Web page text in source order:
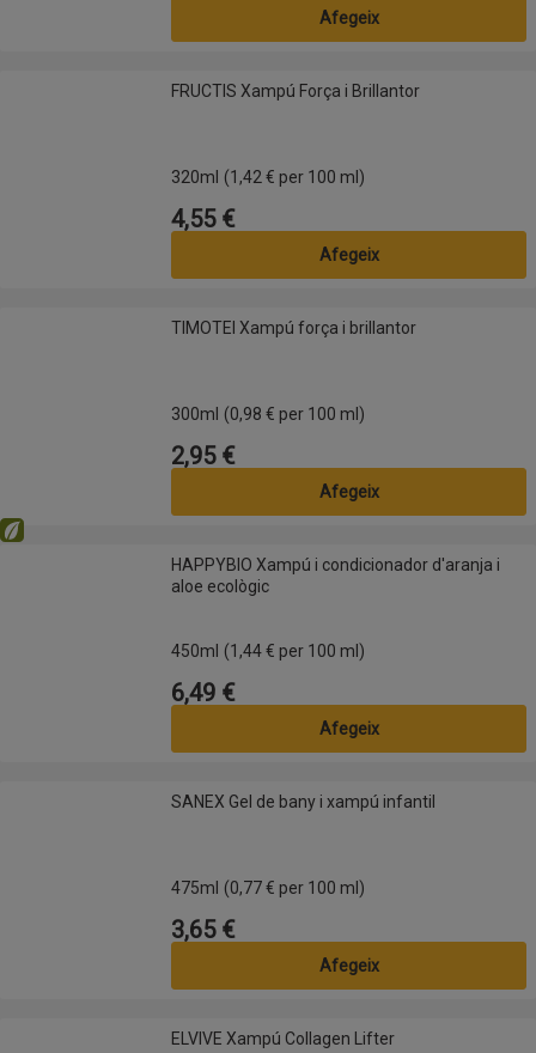
Afegeix
FRUCTIS Xampú Força i BrillantorFRUCTIS Xampú Força i Brillantor
320ml (1,42 € per 100 ml)
Preu
4,55 €
Afegeix
TIMOTEI Xampú força i brillantorTIMOTEI Xampú força i brillantor
300ml (0,98 € per 100 ml)
Preu
2,95 €
Afegeix
HAPPYBIO Xampú i condicionador d'aranja i aloe ecològic
Eco
HAPPYBIO Xampú i condicionador d'aranja i
aloe ecològic
450ml (1,44 € per 100 ml)
Preu
6,49 €
Afegeix
SANEX Gel de bany i xampú infantilSANEX Gel de bany i xampú infantil
475ml (0,77 € per 100 ml)
Preu
3,65 €
Afegeix
ELVIVE Xampú Collagen LifterELVIVE Xampú Collagen Lifter